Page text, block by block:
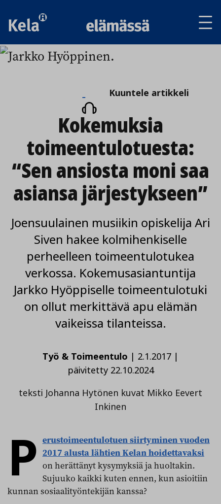
Kuuntele
artikkeli
Kuuntele artikkeli
Kokemuksia
toimeentulotuesta:
“Sen ansiosta moni saa
asiansa järjestykseen”
Joensuulainen musiikin opiskelija Ari
Siven hakee kolmihenkiselle
perheelleen toimeentulotukea
verkossa. Kokemusasiantuntija
Jarkko Hyöppiselle toimeentulotuki
on ollut merkittävä apu elämän
vaikeissa tilanteissa.
Työ & Toimeentulo | 2.1.2017 |
päivitetty 22.10.2024
teksti Johanna Hytönen kuvat Mikko Eevert
Inkinen
P erustoimeentulotuen siirtyminen vuoden
2017 alusta lähtien Kelan hoidettavaksi
on herättänyt kysymyksiä ja huoltakin.
Sujuuko kaikki kuten ennen, kun asioitiin
kunnan sosiaalityöntekijän kanssa?